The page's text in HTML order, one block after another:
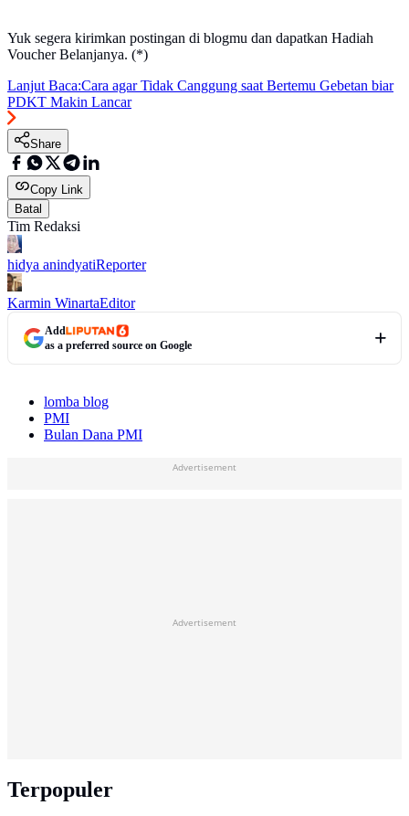
Yuk segera kirimkan postingan di blogmu dan dapatkan Hadiah
Voucher Belanjanya. (*)
Lanjut Baca:Cara agar Tidak Canggung saat Bertemu Gebetan biar
PDKT Makin Lancar
Share
Copy Link
Batal
Tim Redaksi
hidya anindyatiReporter
Karmin WinartaEditor
Add
as a preferred source on Google
lomba blog
PMI
Bulan Dana PMI
Advertisement
Advertisement
Terpopuler